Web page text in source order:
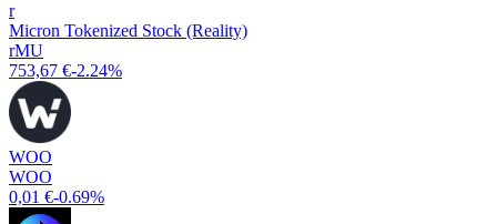
r
Micron Tokenized Stock (Reality)
rMU
753,67 €-2.24%
WOO
WOO
0,01 €-0.69%